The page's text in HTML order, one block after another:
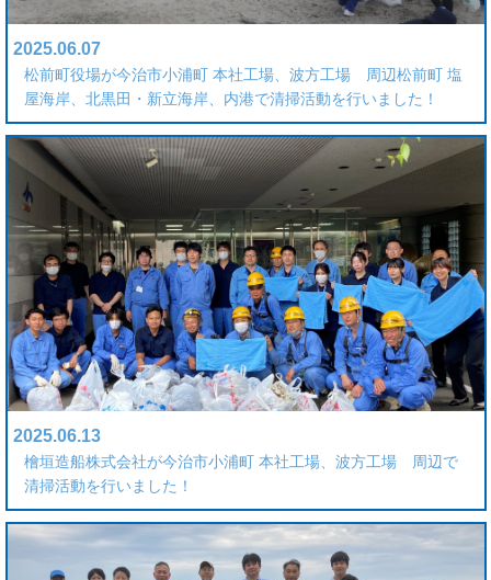
2025.06.07
松前町役場が今治市小浦町 本社工場、波方工場 周辺松前町 塩
屋海岸、北黒田・新立海岸、内港で清掃活動を行いました！
2025.06.13
檜垣造船株式会社が今治市小浦町 本社工場、波方工場 周辺で
清掃活動を行いました！